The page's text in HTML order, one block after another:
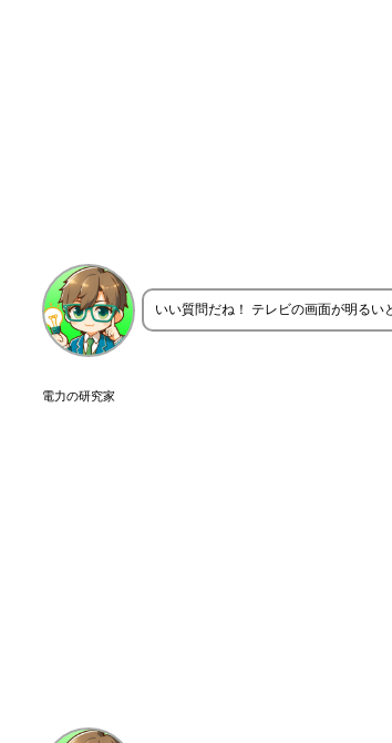
電力の研究家
いい質問だね！ テレビの画面が明るい